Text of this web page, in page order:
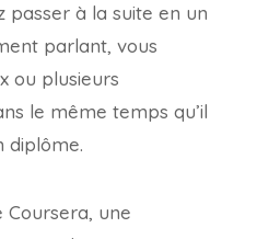
passer à la suite en un
parlant, vous
ou plusieurs
le même temps qu’il
diplôme.
une